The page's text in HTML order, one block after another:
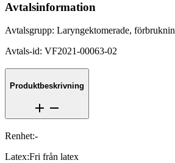
Avtalsinformation
Avtalsgrupp: Laryngektomerade,
Avtals-id: VF2021-00063-02
Produktbeskrivning
Renhet:-
Latex:Fri från latex